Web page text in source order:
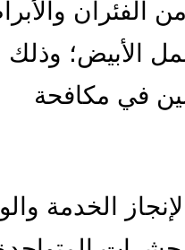
الفئران
الأبيض؛ وذلك
في مكافحة
الخدمة